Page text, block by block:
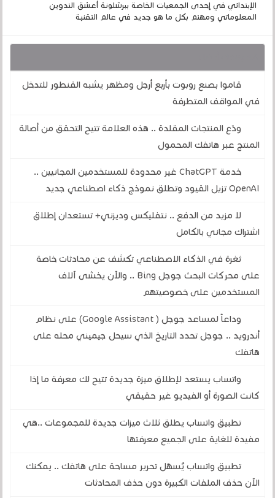
الإبتدائي في إحدى الجمعيات الخاصة ببرشلونة أعشق التدوين
المعلوماتي ومهتم بكل ما هو جديد في عالم التقنية
قاموا بصنع روبوت بأربع أرجل ومظهر يشبه القنطور للتدخل
في المواقف المتطرفة
ودّع المنتجات المقلدة .. هذه العلامة تتيح التحقق من أصالة
المنتج عبر هاتفك المحمول
خدمة ChatGPT غير محدودة للمستخدمين المجانيين ..
OpenAI تزيل القيود وتطلق نموذج ذكاء اصطناعي جديد
لا مزيد من الدفع .. نتفليكس وديزني+ تستعدان إطلاق
اشتراك مجاني بالكامل
ثغرة في الذكاء الاصطناعي تكشف عن محادثات خاصة
على محركات البحث جوجل Bing .. والآن يخشى آلاف
المستخدمين على خصوصيتهم
وداعاً لمساعد جوجل ( Google Assistant) على نظام
أندرويد .. جوجل تحدد التاريخ الذي سيحل جيميني محله على
هاتفك
واتساب يستعد لإطلاق ميزة جديدة تتيح لك معرفة ما إذا
كانت الصورة أو الفيديو غير حقيقي
تطبيق واتساب يطلق ثلاث ميزات جديدة للمجموعات ..هي
مفيدة للغاية على الجميع معرفتها
تطبيق واتساب يُسهّل تحرير مساحة على هاتفك .. يمكنك
الآن حذف الملفات الكبيرة دون حذف المحادثات